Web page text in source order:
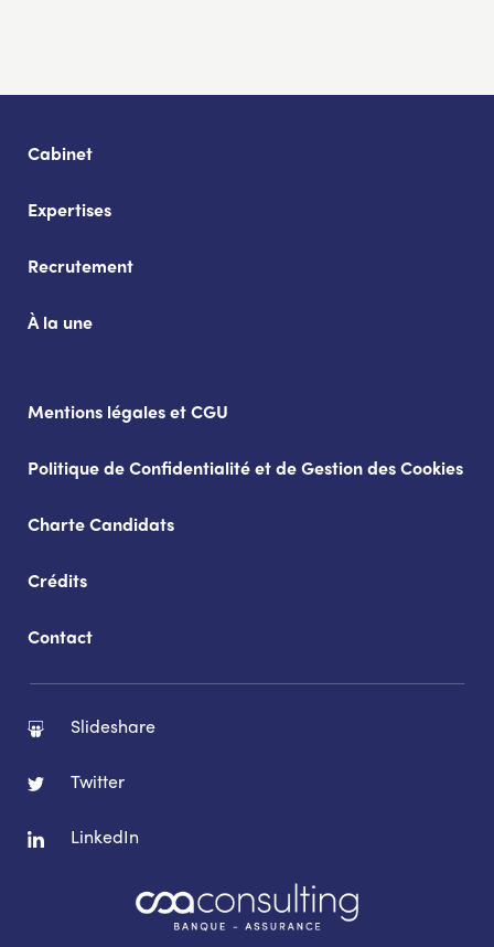
Cabinet
Expertises
Recrutement
À la une
Mentions légales et CGU
Politique de Confidentialité et de Gestion des Cookies
Charte Candidats
Crédits
Contact
Slideshare
Twitter
LinkedIn